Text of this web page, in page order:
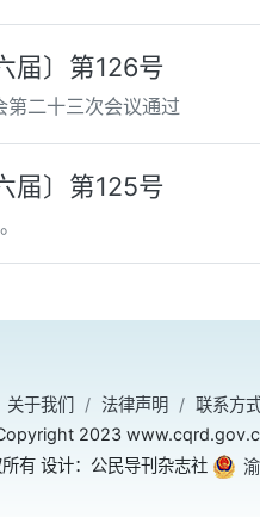
届〕第126号
二十三次会议通过
届〕第125号
关于我们 法律声明
联系方
2023
有 设计：公民导刊杂志社